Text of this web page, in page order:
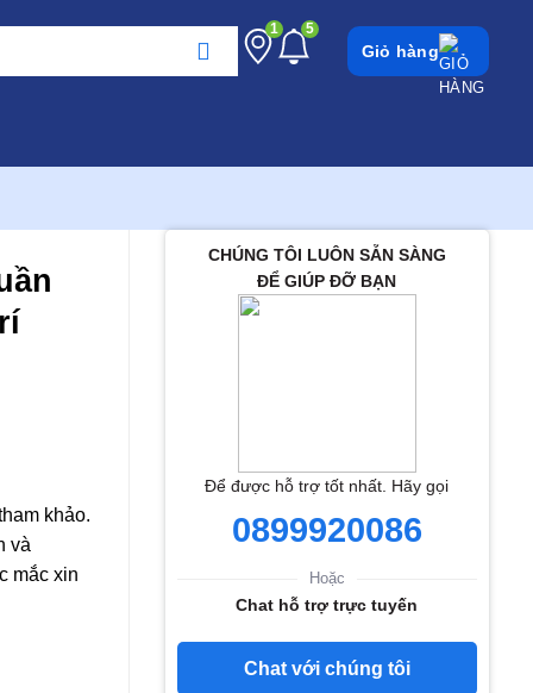
1 5
Giỏ hàng
CHÚNG TÔI LUÔN SẴN SÀNG
ĐỂ GIÚP ĐỠ BẠN
Để được hỗ trợ tốt nhất. Hãy gọi
0899920086
Hoặc
Chat hỗ trợ trực tuyến
Chat với chúng tôi
trí nhớ (Lọ 30 viên) số lượng
khảo.
và
mắc xin